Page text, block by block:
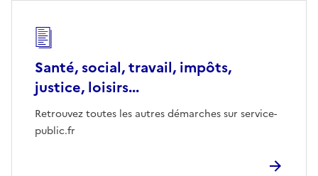
Santé, social, travail, impôts,
justice, loisirs...
Retrouvez toutes les autres démarches sur service-
public.fr